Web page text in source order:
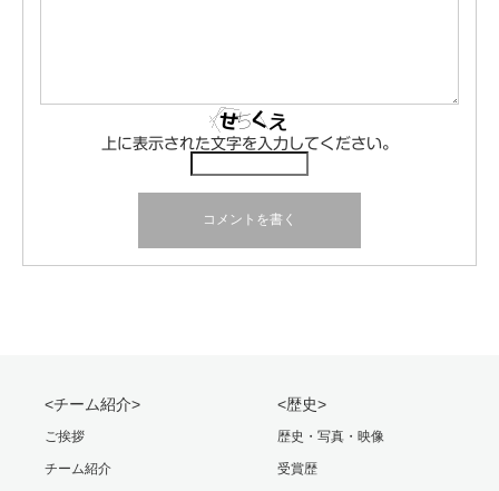
上に表示された文字を入力してください。
<チーム紹介>
ご挨拶
チーム紹介
<歴史>
歴史・写真・映像
受賞歴